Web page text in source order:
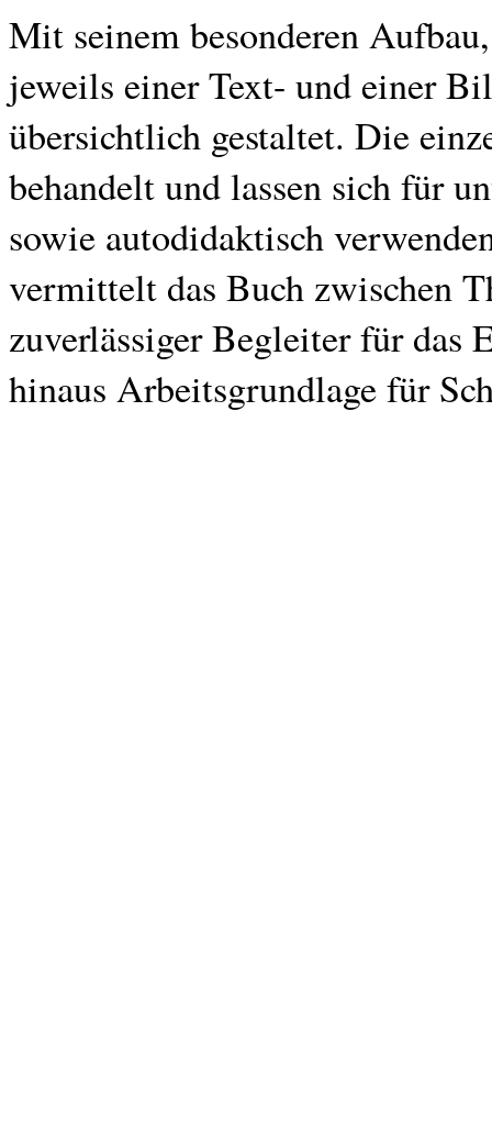
Mit seinem besonderen
jeweils einer Text- und einer
übersichtlich gestaltet. Die
behandelt und lassen sich für
sowie autodidaktisch
vermittelt das Buch zwischen
zuverlässiger Begleiter für
hinaus Arbeitsgrundlage für